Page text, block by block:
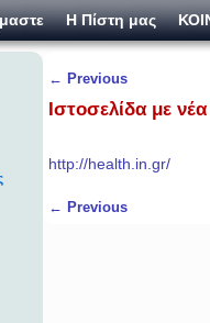
Η Πίστη μας
Post navigation
← Previous
Ιστοσελίδα με
http://health.in.gr/
Post navigation
← Previous